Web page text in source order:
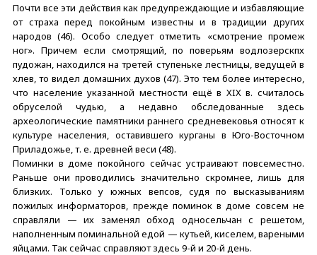
Почти все эти действия как предупреждающие и избавляющие
от страха перед покойным известны и в традиции других
народов (46). Особо следует отметить «смотрение промеж
ног». Причем если смотрящий, по поверьям водлозерскпх
пудожан, находился на третей ступеньке лестницы, ведущей в
хлев, то видел домашних духов (47). Это тем более интересно,
что население указанной местности ещё в XIX в. считалось
обруселой чудью, а недавно обследованные здесь
археологические памятники раннего средневековья относят к
культуре населения, оставившего курганы в Юго-Восточном
Приладожье, т. е. древней веси (48).
Поминки в доме покойного сейчас устраивают повсеместно.
Раньше они проводились значительно скромнее, лишь для
близких. Только у южных вепсов, судя по высказываниям
пожилых информаторов, прежде поминок в доме совсем не
справляли — их заменял обход односельчан с решетом,
наполненным поминальной едой — кутьей, киселем, вареными
яйцами. Так сейчас справляют здесь 9-й и 20-й день.